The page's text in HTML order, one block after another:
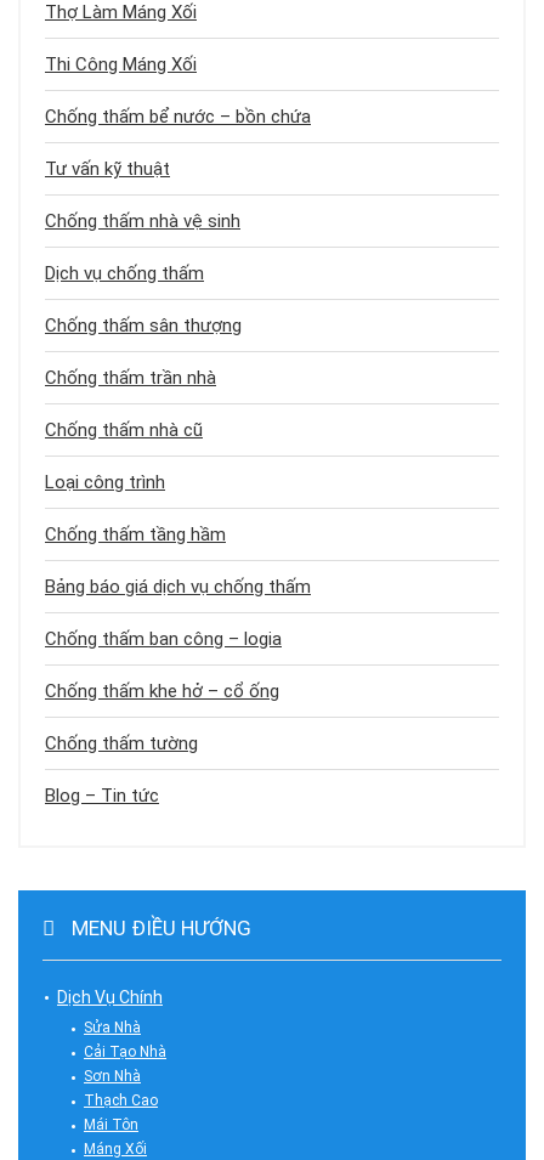
Thợ Làm Máng Xối
Thi Công Máng Xối
Chống thấm bể nước – bồn chứa
Tư vấn kỹ thuật
Chống thấm nhà vệ sinh
Dịch vụ chống thấm
Chống thấm sân thượng
Chống thấm trần nhà
Chống thấm nhà cũ
Loại công trình
Chống thấm tầng hầm
Bảng báo giá dịch vụ chống thấm
Chống thấm ban công – logia
Chống thấm khe hở – cổ ống
Chống thấm tường
Blog – Tin tức
MENU ĐIỀU HƯỚNG
Dịch Vụ Chính
Sửa Nhà
Cải Tạo Nhà
Sơn Nhà
Thạch Cao
Mái Tôn
Máng Xối